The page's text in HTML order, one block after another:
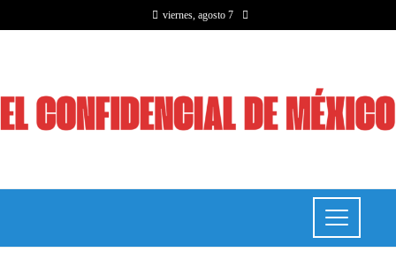
viernes, agosto 7